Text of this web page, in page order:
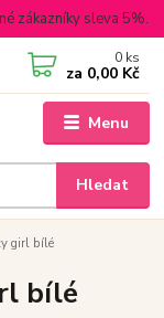
zákazníky sleva 5%.
Menu
Hledat
0 ks
za 0,00 Kč
girl bílé
bílé